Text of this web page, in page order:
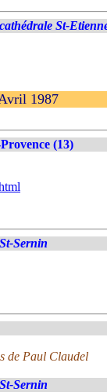
cathédrale St-
1987
(13)
St-Sernin
de Paul Claudel
St-Sernin